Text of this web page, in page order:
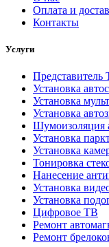
Оплата и
Контакты
Услуги
Представитель
Установка
Установка
Установка
Шумоизоляция
Установка
Установка
Тонировка
Нанесение
Установка
Установка
Цифровое ТВ
Ремонт
Ремонт